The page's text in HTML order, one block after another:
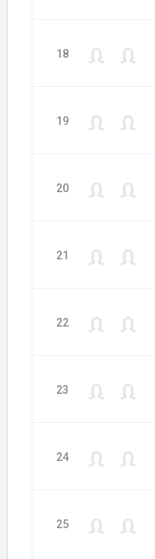
18
19
20
21
22
23
24
25